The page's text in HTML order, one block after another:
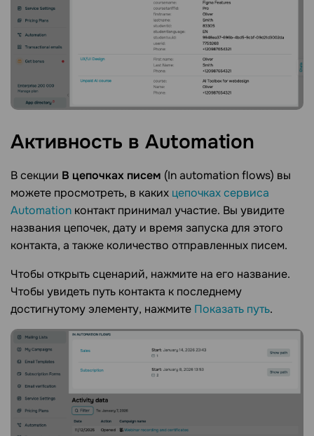
Активность в Automation
В секции В цепочках писем (In automation flows) вы
можете просмотреть, в каких цепочках сервиса
Automation контакт принимал участие. Вы увидите
названия цепочек, дату и время запуска для этого
контакта, а также количество отправленных писем.
Чтобы открыть сценарий, нажмите на его название.
Чтобы увидеть путь контакта к последнему
достигнутому элементу, нажмите Показать путь.